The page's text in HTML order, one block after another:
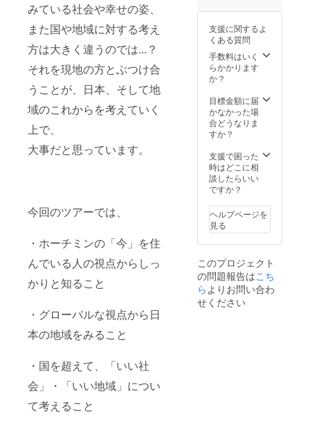
みている社会や幸せの姿、
また国や地域に対する考え
方は大きく違うのでは...？
それを現地の方とぶつけ合
うことが、日本、そして地
域のこれからを考えていく
上で、
大事だと思っています。
今回のツアーでは、
・ホーチミンの「今」を住
んでいる人の視点からしっ
かりと知ること
・グローバルな視点から日
本の地域をみること
・国を超えて、「いい社
会」・「いい地域」につい
て考えること
支援に関するよ
くある質問
手数料はいく
らかかります
か？
目標金額に届
かなかった場
合どうなりま
すか？
支援で困った
時はどこに相
談したらいい
ですか？
ヘルプページを
見る
このプロジェクト
の問題報告はこち
らよりお問い合わ
せください